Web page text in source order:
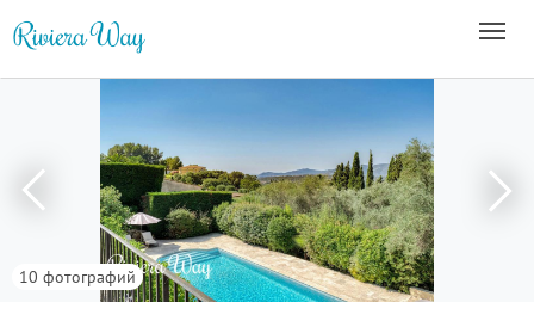
10 фотографий